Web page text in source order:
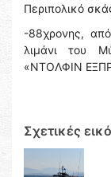
Περιπολικό
-88χρονης,
λιμάνι του
«ΝΤΟΛΦΙΝ
Σχετικές